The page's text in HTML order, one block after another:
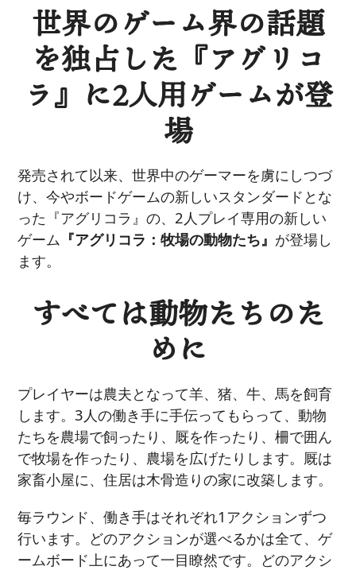
世界のゲーム界の話題
を独占した『アグリコ
ラ』に2人用ゲームが登
場
発売されて以来、世界中のゲーマーを虜にしつづ
け、今やボードゲームの新しいスタンダードとな
った『アグリコラ』の、2人プレイ専用の新しい
ゲーム 『アグリコラ：牧場の動物たち』 が登場し
ます。
すべては動物たちのた
めに
プレイヤーは農夫となって羊、猪、牛、馬を飼育
します。3人の働き手に手伝ってもらって、動物
たちを農場で飼ったり、厩を作ったり、柵で囲ん
で牧場を作ったり、農場を広げたりします。厩は
家畜小屋に、住居は木骨造りの家に改築します。
毎ラウンド、働き手はそれぞれ1アクションずつ
行います。どのアクションが選べるかは全て、ゲ
ームボード上にあって一目瞭然です。どのアクシ